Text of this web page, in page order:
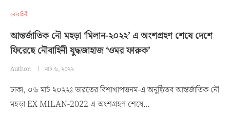
নৌবাহিনী
আন্তর্জাতিক নৌ মহড়া ‘মিলান-২০২২’ এ অংশগ্রহণ শেষে দেশে
ফিরেছে নৌবাহিনী যুদ্ধজাহাজ ‘ওমর ফারুক’
Author: মার্চ ৬, ২০২২
ঢাকা, ০৬ মার্চ ২০২২ঃ ভারতের বিশাখাপত্তনম-এ অনুষ্ঠিতব আন্তর্জাতিক নৌ
মহড়া EX MILAN-2022 এ অংশগ্রহণ শেষে…